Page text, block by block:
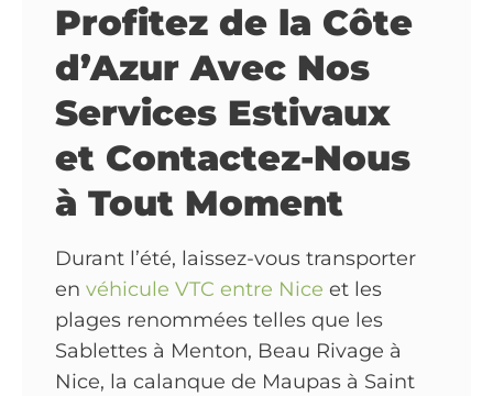
Profitez de la Côte
d’Azur Avec Nos
Services Estivaux
et Contactez-Nous
à Tout Moment
Durant l’été, laissez-vous transporter
en véhicule VTC entre Nice et les
plages renommées telles que les
Sablettes à Menton, Beau Rivage à
Nice, la calanque de Maupas à Saint